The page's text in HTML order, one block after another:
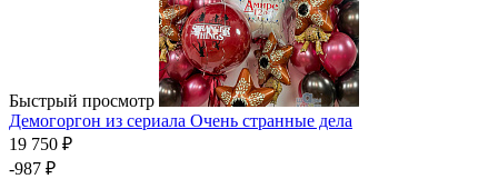
Быстрый просмотр
Демогоргон из сериала Очень странные дела
19 750 ₽
-987 ₽